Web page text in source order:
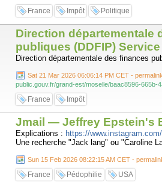
France Impôt Politique
Direction départementale
publiques (DDFIP)
Direction départementale des finances
Sat 21 Mar 2026 06:06:14 PM CET - permalink
public.gouv.fr/grand-est/moselle/baac8596-665b-
France Impôt
Jmail — Jeffrey Epstein's
Explications : https://
Une recherche "Jack lang" ou "Caroline
Sun 15 Feb 2026 08:22:15 AM CET -
France Pédophilie USA